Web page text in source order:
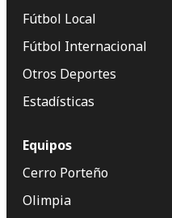
Fútbol Local
Fútbol Internacional
Otros Deportes
Estadísticas
Equipos
Cerro Porteño
Olimpia